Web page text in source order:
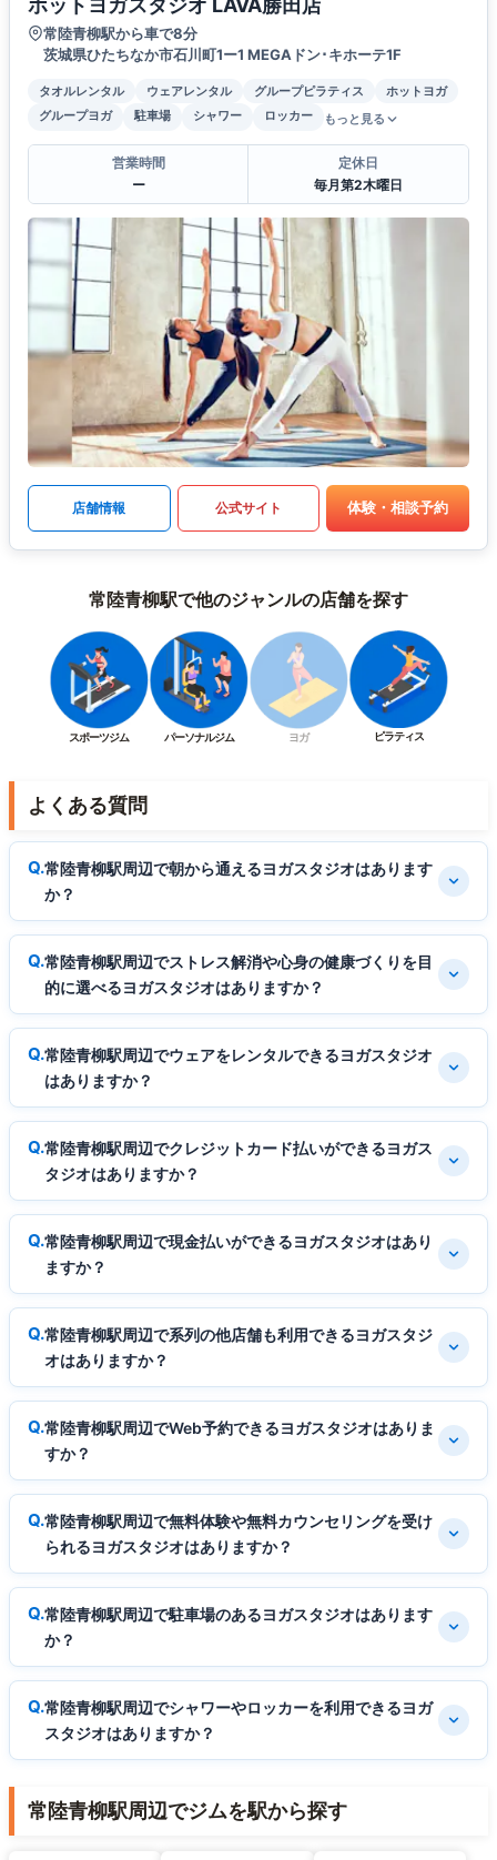
ホットヨガスタジオ LAVA勝田店
常陸青柳駅から車で8分
茨城県ひたちなか市石川町1ー1 MEGAドン･キホーテ1F
タオルレンタル ウェアレンタル グループピラティス
ホットヨガ
グループヨガ
駐車場 シャワー ロッカー もっと見る
営業時間
ー
定休日
毎月第2木曜日
店舗情報 公式サイト 体験・相談予約
常陸青柳駅で他のジャンルの店舗を探す
スポーツジム パーソナルジム ヨガ ピラティス
よくある質問
常陸青柳駅周辺で朝から通えるヨガスタジオはあります
か？
常陸青柳駅周辺でストレス解消や心身の健康づくりを目
的に選べるヨガスタジオはありますか？
常陸青柳駅周辺でウェアをレンタルできるヨガスタジオ
はありますか？
常陸青柳駅周辺でクレジットカード払いができるヨガス
タジオはありますか？
常陸青柳駅周辺で現金払いができるヨガスタジオはあり
ますか？
常陸青柳駅周辺で系列の他店舗も利用できるヨガスタジ
オはありますか？
常陸青柳駅周辺でWeb予約できるヨガスタジオはありま
すか？
常陸青柳駅周辺で無料体験や無料カウンセリングを受け
られるヨガスタジオはありますか？
常陸青柳駅周辺で駐車場のあるヨガスタジオはあります
か？
常陸青柳駅周辺でシャワーやロッカーを利用できるヨガ
スタジオはありますか？
常陸青柳駅周辺でジムを駅から探す